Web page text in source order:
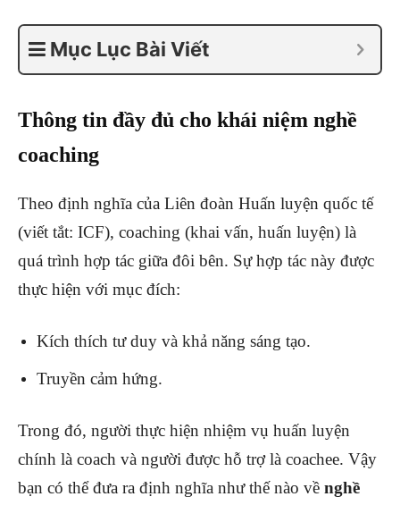
Mục Lục Bài Viết
Thông tin đầy đủ cho khái niệm nghề
coaching
Theo định nghĩa của Liên đoàn Huấn luyện quốc tế
(viết tắt: ICF), coaching (khai vấn, huấn luyện) là
quá trình hợp tác giữa đôi bên. Sự hợp tác này được
thực hiện với mục đích:
Kích thích tư duy và khả năng sáng tạo.
Truyền cảm hứng.
Trong đó, người thực hiện nhiệm vụ huấn luyện
chính là coach và người được hỗ trợ là coachee. Vậy
bạn có thể đưa ra định nghĩa như thế nào về nghề